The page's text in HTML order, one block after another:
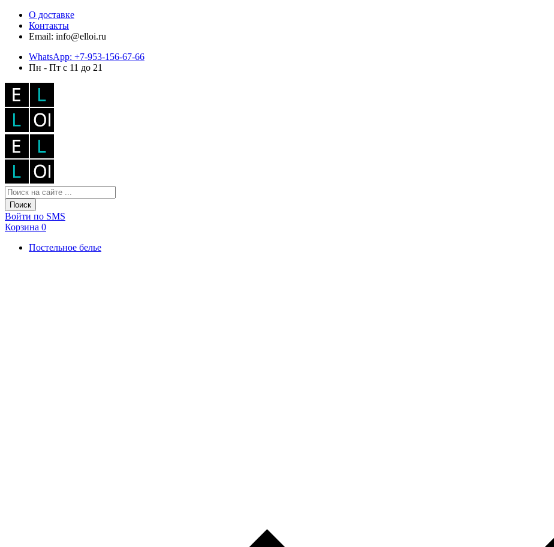
О доставке
Контакты
Email: info@elloi.ru
WhatsApp: +7-953-156-67-66
Пн - Пт с 11 до 21
Поиск
Войти по SMS
Корзина 0
Постельное белье